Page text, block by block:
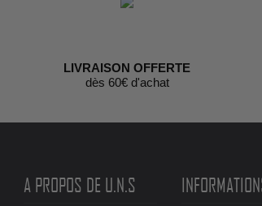
LIVRAISON OFFERTE
dès 60€ d'achat
A PROPOS DE U.N.S